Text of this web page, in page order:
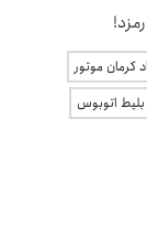
کرمان موتور
بلیط اتوبوس